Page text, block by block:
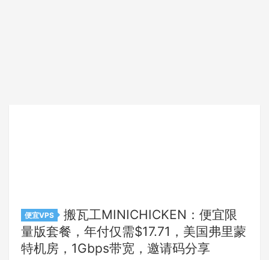
便宜VPS
搬瓦工MINICHICKEN：便宜限
量版套餐，年付仅需$17.71，美国弗里蒙
特机房，1Gbps带宽，邀请码分享